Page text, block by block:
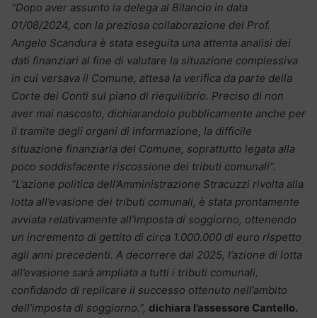
“Dopo aver assunto la delega al Bilancio in data
01/08/2024, con la preziosa collaborazione del Prof.
Angelo Scandura è stata eseguita una attenta analisi dei
dati finanziari al fine di valutare la situazione complessiva
in cui versava il Comune, attesa la verifica da parte della
Corte dei Conti sul piano di riequilibrio. Preciso di non
aver mai nascosto, dichiarandolo pubblicamente anche per
il tramite degli organi di informazione, la difficile
situazione finanziaria del Comune, soprattutto legata alla
poco soddisfacente riscossione dei tributi comunali”.
”L’azione politica dell’Amministrazione Stracuzzi rivolta alla
lotta all’evasione dei tributi comunali, è stata prontamente
avviata relativamente all’imposta di soggiorno, ottenendo
un incremento di gettito di circa 1.000.000 di euro rispetto
agli anni precedenti. A decorrere dal 2025, l’azione di lotta
all’evasione sarà ampliata a tutti i tributi comunali,
confidando di replicare il successo ottenuto nell’ambito
dell’imposta di soggiorno.”, dichiara l’assessore Cantello.